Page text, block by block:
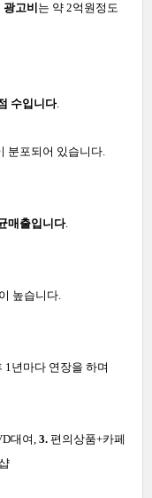
광고비 는 약 2억원정도
수입니다.
분포되어 있습니다.
매출입니다.
높습니다.
1년마다 연장을 하며
대여,3. 편의상품+카페